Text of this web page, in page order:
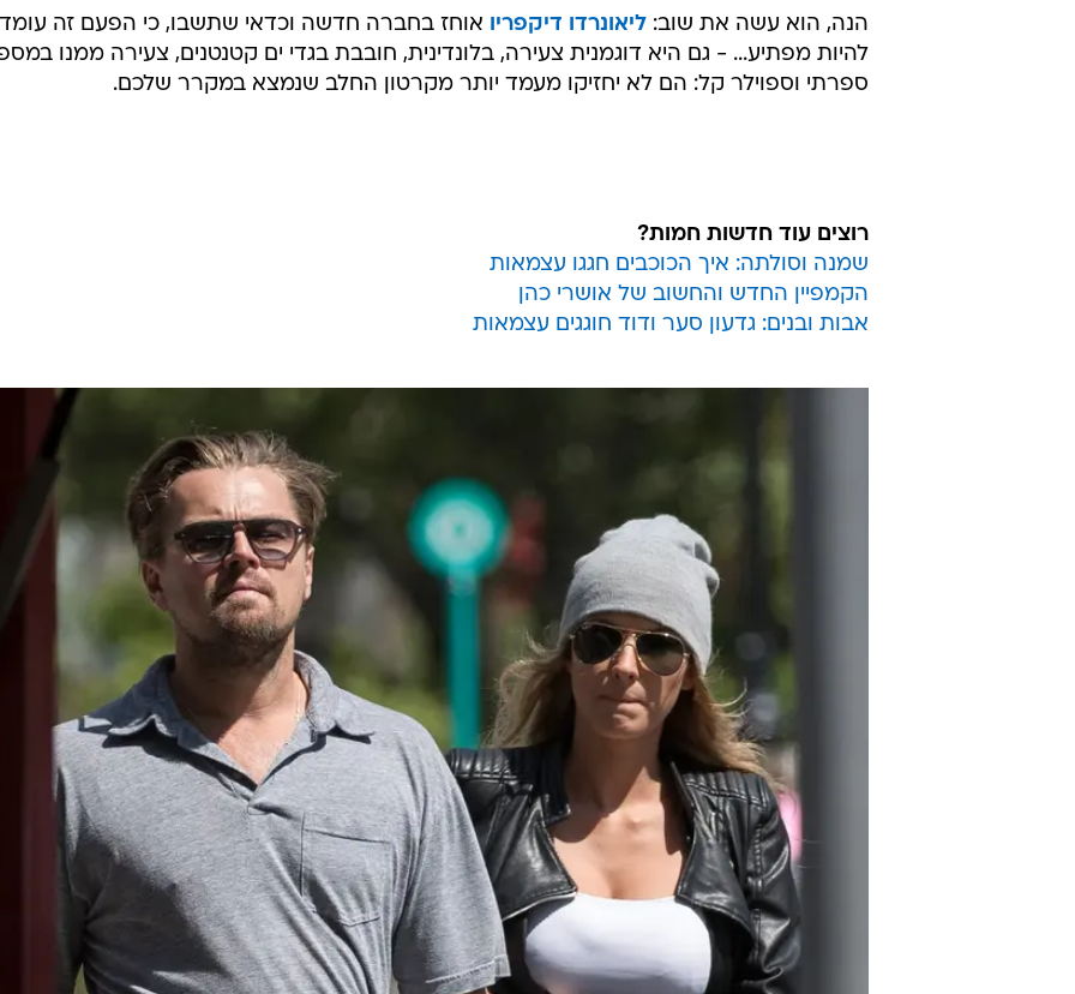
הנה, הוא עשה את שוב: ליאונרדו דיקפריו אוחז בחברה חדשה וכדאי שתשבו, כי הפעם זה עומד
להיות מפתיע... - גם היא דוגמנית צעירה, בלונדינית, חובבת בגדי ים קטנטנים, צעירה ממנו
ספרתי וספוילר קל: הם לא יחזיקו מעמד יותר מקרטון החלב שנמצא במקרר שלכם.
רוצים עוד חדשות חמות?
שמנה וסולתה: איך הכוכבים חגגו עצמאות
הקמפיין החדש והחשוב של אושרי כהן
אבות ובנים: גדעון סער ודוד חוגגים עצמאות